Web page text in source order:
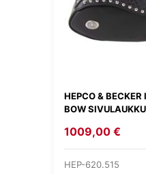
HEPCO &
BOW
1009,00 €
HEP-620.515